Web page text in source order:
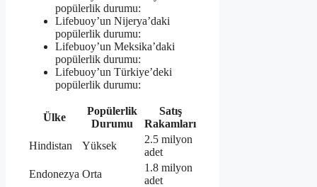
popülerlik durumu:
Lifebuoy’un Nijerya’daki
popülerlik durumu:
Lifebuoy’un Meksika’daki
popülerlik durumu:
Lifebuoy’un Türkiye’deki
popülerlik durumu:
Ülke
Popülerlik
Durumu
Satış
Rakamları
Hindistan
Yüksek
2.5 milyon
adet
Endonezya Orta
1.8 milyon
adet